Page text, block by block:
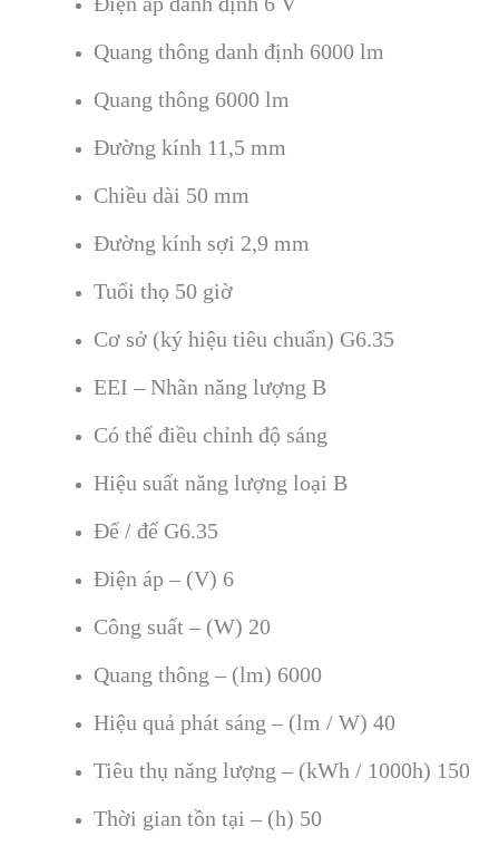
Quang thông danh định 6000 lm
Quang thông 6000 lm
Đường kính 11,5 mm
Chiều dài 50 mm
Đường kính sợi 2,9 mm
Tuổi thọ 50 giờ
Cơ sở (ký hiệu tiêu chuẩn) G6.35
EEI – Nhãn năng lượng B
Có thể điều chỉnh độ sáng
Hiệu suất năng lượng loại B
Đế / đế G6.35
Điện áp – (V) 6
Công suất – (W) 20
Quang thông – (lm) 6000
Hiệu quả phát sáng – (lm / W) 40
Tiêu thụ năng lượng – (kWh / 1000h) 150
Thời gian tồn tại – (h) 50